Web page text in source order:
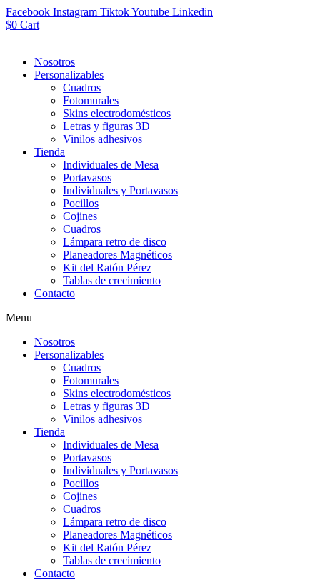
Facebook Instagram TiktokYoutube Linkedin
$0 Cart
Nosotros
Personalizables
Cuadros
Fotomurales
Skins electrodomésticos
Letras y figuras 3D
Vinilos adhesivos
Tienda
Individuales de Mesa
Portavasos
Individuales y Portavasos
Pocillos
Cojines
Cuadros
Lámpara retro de disco
Planeadores Magnéticos
Kit del Ratón Pérez
Tablas de crecimiento
Contacto
Menu
Nosotros
Personalizables
Cuadros
Fotomurales
Skins electrodomésticos
Letras y figuras 3D
Vinilos adhesivos
Tienda
Individuales de Mesa
Portavasos
Individuales y Portavasos
Pocillos
Cojines
Cuadros
Lámpara retro de disco
Planeadores Magnéticos
Kit del Ratón Pérez
Tablas de crecimiento
Contacto